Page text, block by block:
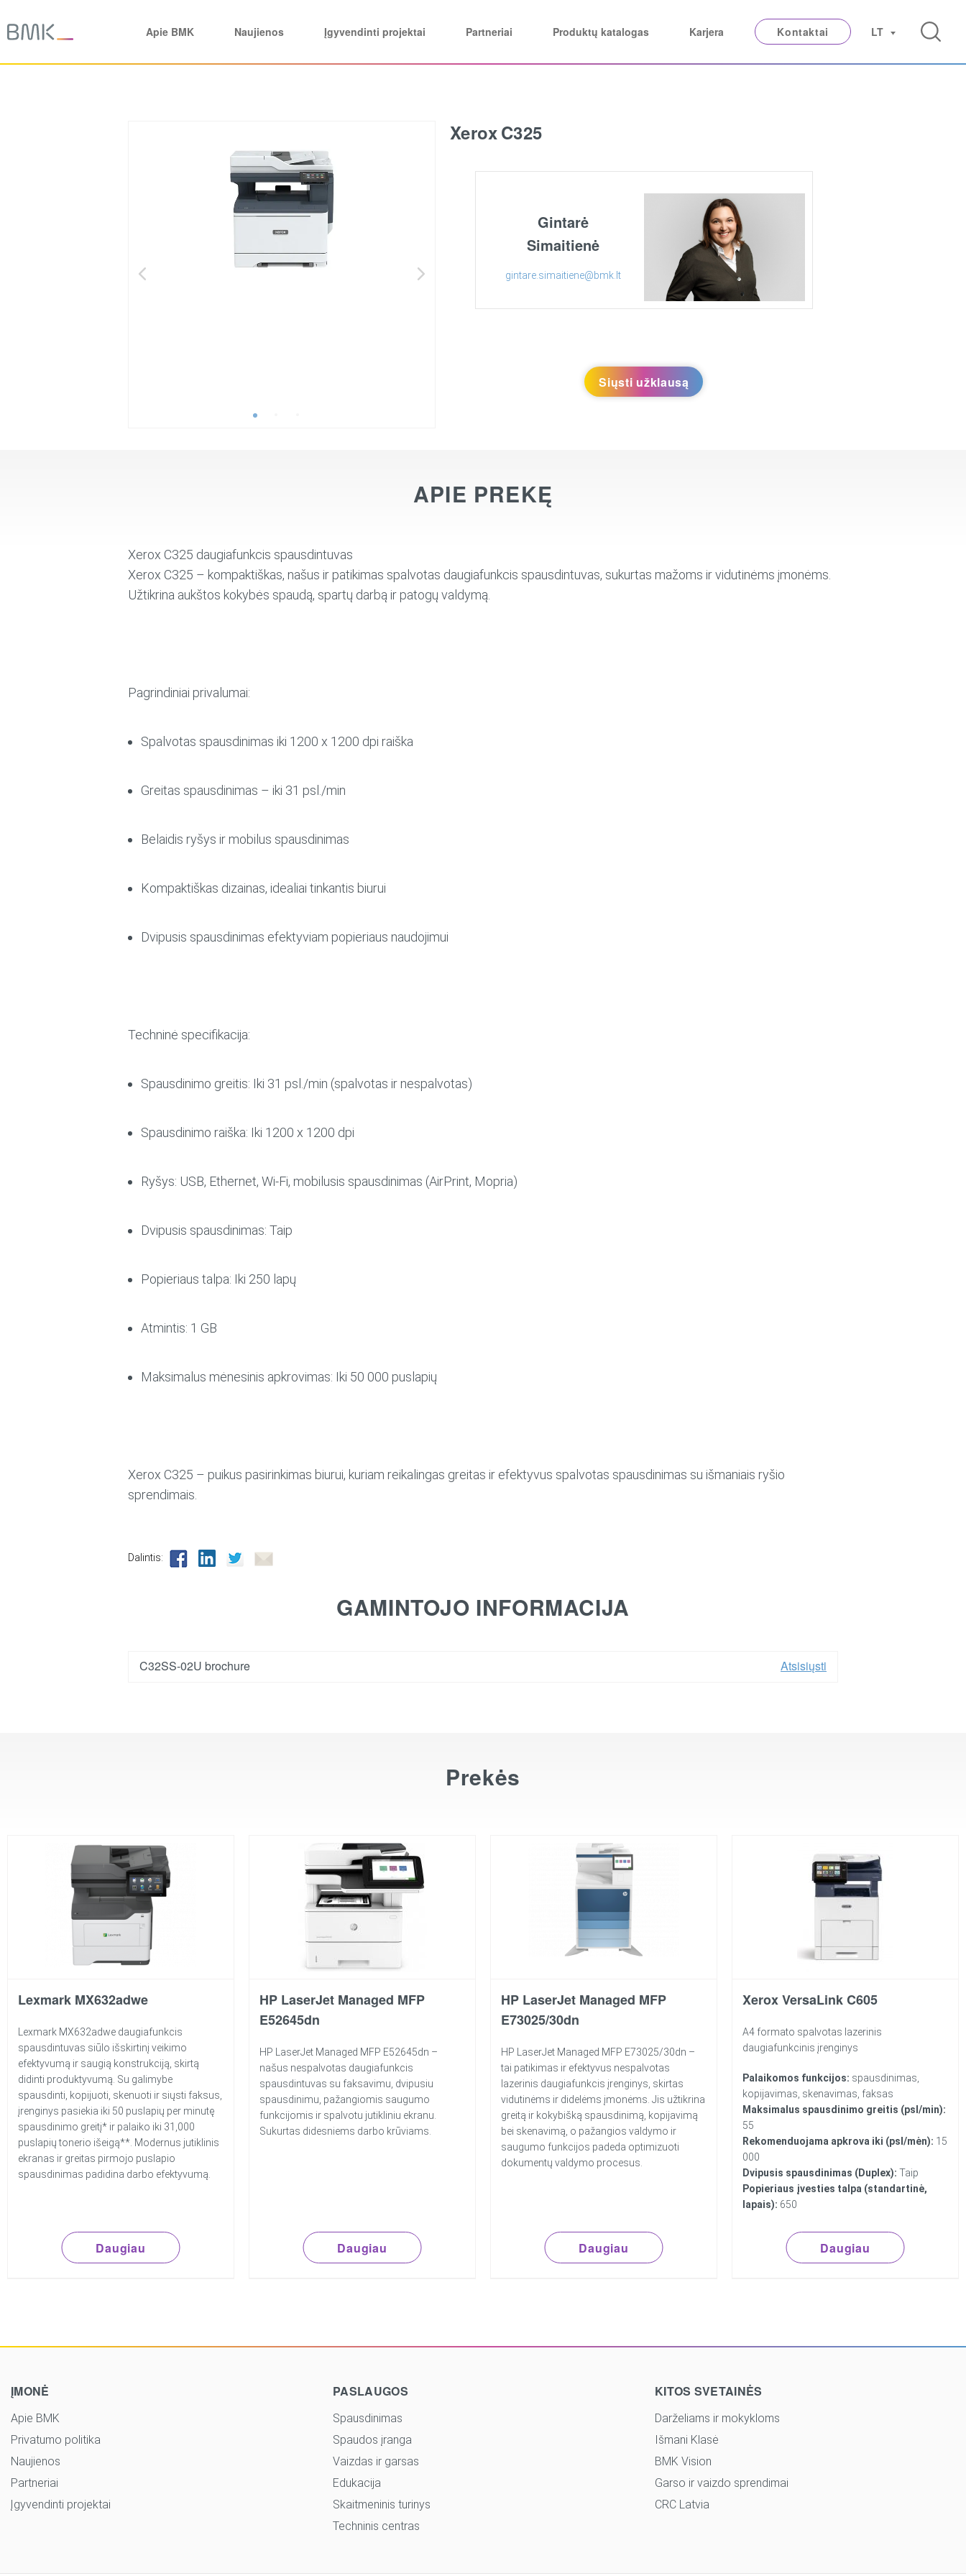
Apie BMK Naujienos Įgyvendinti projektai Partneriai Produktų katalogas Karjera Kontaktai LT
Xerox C325
Gintarė
Simaitienė
gintare.simaitiene@bmk.lt
Siųsti užklausą
APIE PREKĘ
Xerox C325 daugiafunkcis spausdintuvas
Xerox C325 – kompaktiškas, našus ir patikimas spalvotas daugiafunkcis spausdintuvas, sukurtas mažoms ir vidutinėms įmonėms.
Užtikrina aukštos kokybės spaudą, spartų darbą ir patogų valdymą.
Pagrindiniai privalumai:
Spalvotas spausdinimas iki 1200 x 1200 dpi raiška
Greitas spausdinimas – iki 31 psl./min
Belaidis ryšys ir mobilus spausdinimas
Kompaktiškas dizainas, idealiai tinkantis biurui
Dvipusis spausdinimas efektyviam popieriaus naudojimui
Techninė specifikacija:
Spausdinimo greitis: Iki 31 psl./min (spalvotas ir nespalvotas)
Spausdinimo raiška: Iki 1200 x 1200 dpi
Ryšys: USB, Ethernet, Wi-Fi, mobilusis spausdinimas (AirPrint, Mopria)
Dvipusis spausdinimas: Taip
Popieriaus talpa: Iki 250 lapų
Atmintis: 1 GB
Maksimalus mėnesinis apkrovimas: Iki 50 000 puslapių
Xerox C325 – puikus pasirinkimas biurui, kuriam reikalingas greitas ir efektyvus spalvotas spausdinimas su išmaniais ryšio
sprendimais.
Dalintis:
GAMINTOJO INFORMACIJA
C32SS-02U brochure Atsisiųsti
Prekės
Lexmark MX632adwe
Lexmark MX632adwe daugiafunkcis
spausdintuvas siūlo išskirtinį veikimo
efektyvumą ir saugią konstrukciją, skirtą
didinti produktyvumą. Su galimybe
spausdinti, kopijuoti, skenuoti ir siųsti faksus,
įrenginys pasiekia iki 50 puslapių per minutę
spausdinimo greitį* ir palaiko iki 31,000
puslapių tonerio išeigą**. Modernus jutiklinis
ekranas ir greitas pirmojo puslapio
spausdinimas padidina darbo efektyvumą.
Daugiau
HP LaserJet Managed MFP
E52645dn
HP LaserJet Managed MFP E52645dn –
našus nespalvotas daugiafunkcis
spausdintuvas su faksavimu, dvipusiu
spausdinimu, pažangiomis saugumo
funkcijomis ir spalvotu jutikliniu ekranu.
Sukurtas didesniems darbo krūviams.
Daugiau
HP LaserJet Managed MFP
E73025/30dn
HP LaserJet Managed MFP E73025/30dn –
tai patikimas ir efektyvus nespalvotas
lazerinis daugiafunkcis įrenginys, skirtas
vidutinėms ir didelėms įmonėms. Jis užtikrina
greitą ir kokybišką spausdinimą, kopijavimą
bei skenavimą, o pažangios valdymo ir
saugumo funkcijos padeda optimizuoti
dokumentų valdymo procesus.
Daugiau
Xerox VersaLink C605
A4 formato spalvotas lazerinis
daugiafunkcinis įrenginys
Palaikomos funkcijos: spausdinimas,
kopijavimas, skenavimas, faksas
Maksimalus spausdinimo greitis (psl/min):
55
Rekomenduojama apkrova iki (psl/mėn): 15
000
Dvipusis spausdinimas (Duplex): Taip
Popieriaus įvesties talpa (standartinė,
lapais): 650
Daugiau
ĮMONĖ
Apie BMK
Privatumo politika
Naujienos
Partneriai
Įgyvendinti projektai
PASLAUGOS
Spausdinimas
Spaudos įranga
Vaizdas ir garsas
Edukacija
Skaitmeninis turinys
Techninis centras
KITOS SVETAINĖS
Darželiams ir mokykloms
Išmani Klasė
BMK Vision
Garso ir vaizdo sprendimai
CRC Latvia